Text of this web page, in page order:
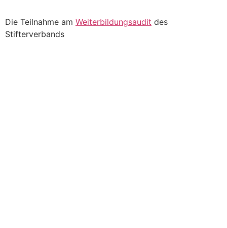
Die Teilnahme am Weiterbildungsaudit des
Stifterverbands